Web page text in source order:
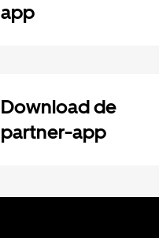
app
Download de
partner-app